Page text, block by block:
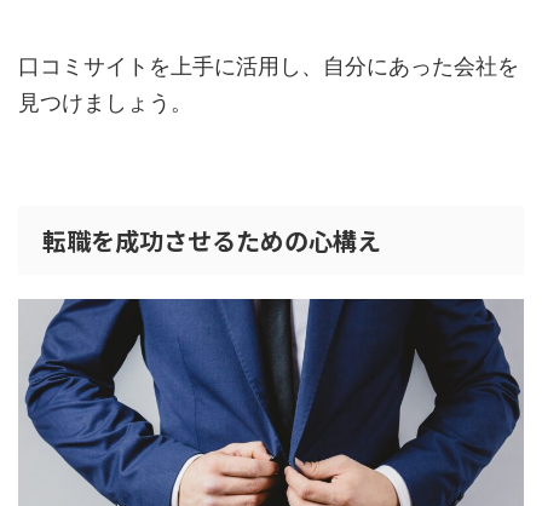
口コミサイトを上手に活用し、自分にあった会社を
見つけましょう。
転職を成功させるための心構え